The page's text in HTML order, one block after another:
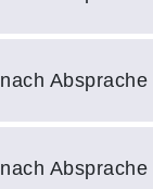
nach Absprache
nach Absprache